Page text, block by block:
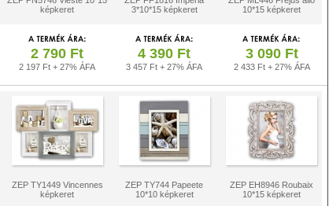
képkeret
3*10*15 képkeret
10*15 képkeret
2 790 Ft
2 197 Ft + 27% ÁFA
4 390 Ft
3 457 Ft + 27% ÁFA
3 090 Ft
2 433 Ft + 27% ÁFA
ZEP TY1449 Vincennes
képkeret
ZEP TY744 Papeete
10*10 képkeret
ZEP EH8946 Roubaix
10*15 képkeret